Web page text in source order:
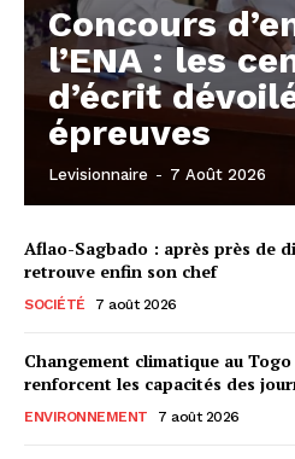
Concours
l’ENA : les
d’écrit
épreuves
Levisionnaire - 7 Août 2026
Aflao-Sagbado : après près de
retrouve enfin son chef
SOCIÉTÉ 7 août 2026
Changement climatique au Togo
renforcent les capacités des
ENVIRONNEMENT 7 août 2026